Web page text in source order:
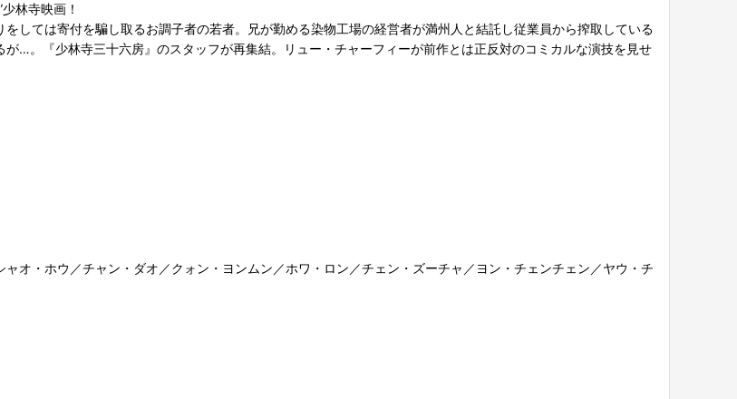
林寺映画！
しては寄付を騙し取るお調子者の若者。兄が勤める染物工場の経営者が満州人と結託し従業員から搾取している
…。『少林寺三十六房』のスタッフが再集結。リュー・チャーフィーが前作とは正反対のコミカルな演技を見せ
オ・ホウ／チャン・ダオ／クォン・ヨンムン／ホワ・ロン／チェン・ズーチャ／ヨン・チェンチェン／ヤウ・チ